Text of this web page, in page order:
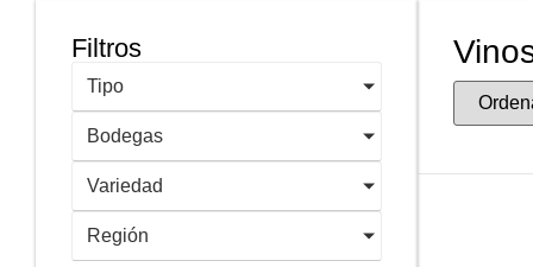
Filtros
Tipo
Bodegas
Variedad
Región